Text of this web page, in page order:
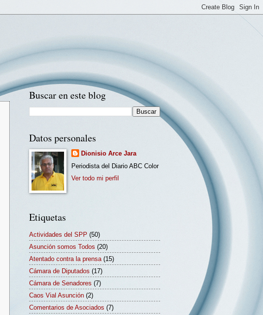
Buscar en este blog
Datos personales
Dionisio Arce Jara
Periodista del Diario ABC Color
Ver todo mi perfil
Etiquetas
Actividades del SPP (50)
Asunción somos Todos (20)
Atentado contra la prensa (15)
Cámara de Diputados (17)
Cámara de Senadores (7)
Caos Vial Asunción (2)
Comentarios de Asociados (7)